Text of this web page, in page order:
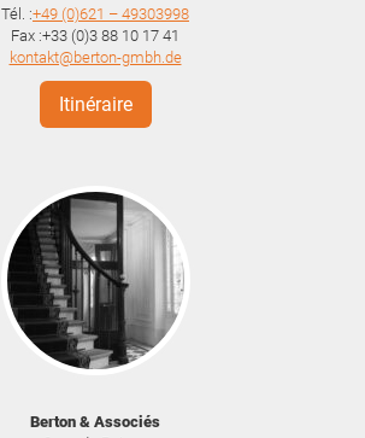
Tél. :+49 (0)621 – 49303998
Fax :+33 (0)3 88 10 17 41
kontakt@berton-gmbh.de
Itinéraire
Berton & Associés